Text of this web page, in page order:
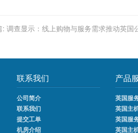
: 调查显示：线上购物与服务需求推动英国
联系我们
公司简介
联系我们
提交工单
机房介绍
产品
英国服
英国主
英国服
英国主